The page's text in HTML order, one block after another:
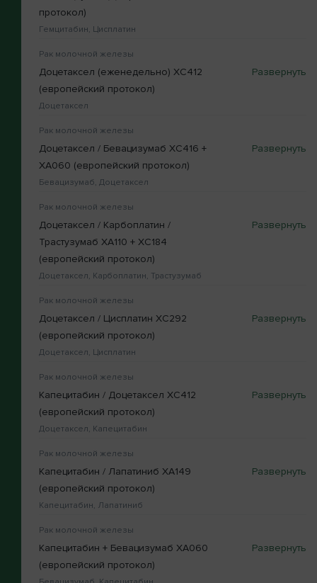
протокол)
Гемцитабин, Цисплатин
Рак молочной железы
Доцетаксел (еженедельно) XC412
(европейский протокол)
Доцетаксел
Рак молочной железы
Доцетаксел / Бевацизумаб XC416 +
XA060 (европейский протокол)
Бевацизумаб, Доцетаксел
Рак молочной железы
Доцетаксел / Карбоплатин /
Трастузумаб XA110 + XC184
(европейский протокол)
Доцетаксел, Карбоплатин, Трастузумаб
Рак молочной железы
Доцетаксел / Цисплатин XC292
(европейский протокол)
Доцетаксел, Цисплатин
Рак молочной железы
Капецитабин / Доцетаксел XC412
(европейский протокол)
Доцетаксел, Капецитабин
Рак молочной железы
Капецитабин / Лапатиниб XA149
(европейский протокол)
Капецитабин, Лапатиниб
Рак молочной железы
Капецитабин + Бевацизумаб XA060
(европейский протокол)